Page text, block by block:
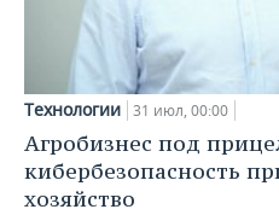
Технологии 31 июл, 00:00
Агробизнес под
кибербезопасность
хозяйство